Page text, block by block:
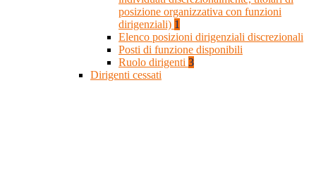
posizione organizzativa con funzioni
dirigenziali) 1
Elenco posizioni dirigenziali discrezionali
Posti di funzione disponibili
Ruolo dirigenti 3
Dirigenti cessati